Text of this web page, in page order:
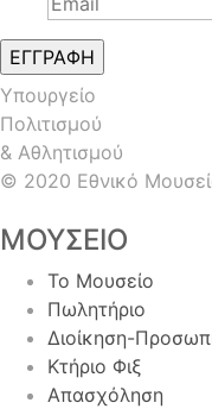
Υπουργείο
Πολιτισμού
& Αθλητισμού
© 2020 Εθνικό
ΜΟΥΣΕΙΟ
Το Μουσείο
Πωλητήριο
Διοίκηση-
Κτήριο Φιξ
Απασχόληση